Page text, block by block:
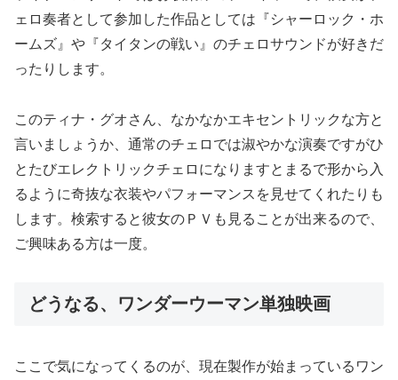
ェロ奏者として参加した作品としては『シャーロック・ホ
ームズ』や『タイタンの戦い』のチェロサウンドが好きだ
ったりします。
このティナ・グオさん、なかなかエキセントリックな方と
言いましょうか、通常のチェロでは淑やかな演奏ですがひ
とたびエレクトリックチェロになりますとまるで形から入
るように奇抜な衣装やパフォーマンスを見せてくれたりも
します。検索すると彼女のＰＶも見ることが出来るので、
ご興味ある方は一度。
どうなる、ワンダーウーマン単独映画
ここで気になってくるのが、現在製作が始まっているワン